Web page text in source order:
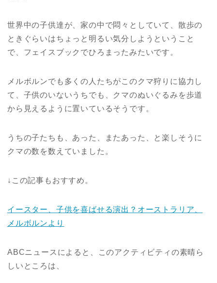
世界中の子供達が、家の中で悶々としていて、散歩の
ときぐらいはちょっと明るい気分しようということ
で、フェイスブックでひろまったみたいです。
メルボルンでも多くの人たちがこのクマ狩りに協力し
て、子供のいないうちでも、クマのぬいぐるみを歩道
から見えるように置いているそうです。
うちの子たちも、あった、またあった、と楽しそうに
クマの数を数えていました。
↓この記事もおすすめ。
イースター、子供を喜ばせる演出？オーストラリア、
メルボルンより
ABCニュースによると、このアクティビティの素晴ら
しいところは、